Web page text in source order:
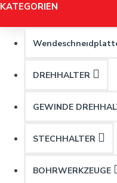
KATEGORIEN
DREHHALTER
GEWINDE
STECHHALTER
BOHRWERKZEUGE